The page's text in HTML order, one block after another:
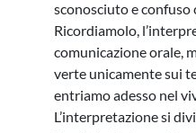
sconosciuto e confuso
Ricordiamolo,
comunicazione orale,
verte unicamente sui
entriamo adesso nel
L’interpretazione si